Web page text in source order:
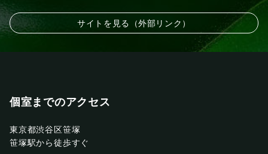
サイトを見る（外部リンク）
個室までのアクセス
東京都渋谷区笹塚
笹塚駅から徒歩すぐ